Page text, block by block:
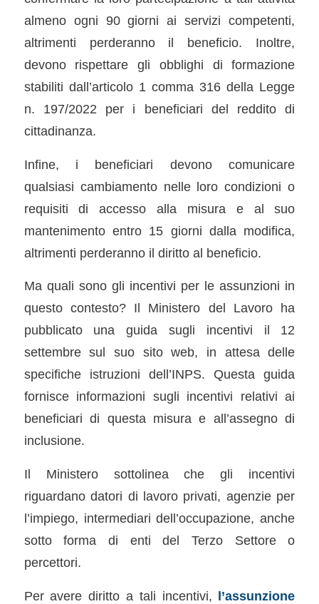
almeno ogni 90 giorni ai servizi competenti,
altrimenti perderanno il beneficio. Inoltre,
devono rispettare gli obblighi di formazione
stabiliti dall’articolo 1 comma 316 della Legge
n. 197/2022 per i beneficiari del reddito di
cittadinanza.
Infine, i beneficiari devono comunicare
qualsiasi cambiamento nelle loro condizioni o
requisiti di accesso alla misura e al suo
mantenimento entro 15 giorni dalla modifica,
altrimenti perderanno il diritto al beneficio.
Ma quali sono gli incentivi per le assunzioni in
questo contesto? Il Ministero del Lavoro ha
pubblicato una guida sugli incentivi il 12
settembre sul suo sito web, in attesa delle
specifiche istruzioni dell’INPS. Questa guida
fornisce informazioni sugli incentivi relativi ai
beneficiari di questa misura e all’assegno di
inclusione.
Il Ministero sottolinea che gli incentivi
riguardano datori di lavoro privati, agenzie per
l’impiego, intermediari dell’occupazione, anche
sotto forma di enti del Terzo Settore o
percettori.
Per avere diritto a tali incentivi, l’assunzione